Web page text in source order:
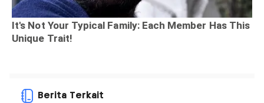
Berita Terkait